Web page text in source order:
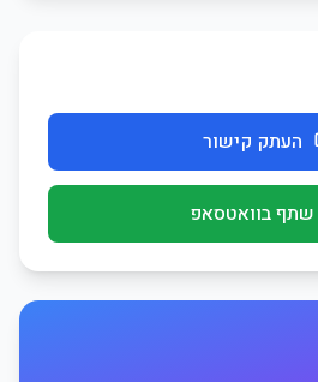
העתק קישור
שתף בוואטסאפ